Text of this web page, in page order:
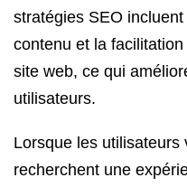
stratégies SEO
contenu et la
site web, ce qui
utilisateurs.
Lorsque les
recherchent une